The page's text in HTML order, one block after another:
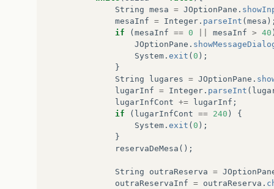
String mesa = JOptionPane .
mesaInf = Integer . parseInt ( mesa
if
( mesaInf == 0 mesaInf > 40
JOptionPane .
System . exit ( 0 );
}
String
lugares = JOptionPane .
lugarInf = Integer . parseInt (
lugarInfCont += lugarInf ;
if
( lugarInfCont == 240 )
{
System . exit ( 0 );
}
reservaDeMesa ();
String outraReserva =
outraReservaInf = outraReserva .